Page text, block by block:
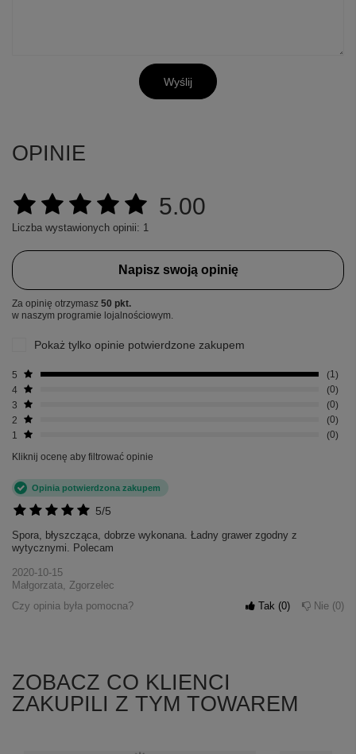
+3
Zobacz więcej
Wyślij
OPINIE
5.00
Liczba wystawionych opinii: 1
Napisz swoją opinię
Za opinię otrzymasz 50 pkt.
w naszym programie lojalnościowym.
Pokaż tylko opinie potwierdzone zakupem
5
1
4
0
3
0
2
0
1
0
Kliknij ocenę aby filtrować opinie
5/5
Opinia potwierdzona zakupem
Spora, błyszcząca, dobrze wykonana. Ładny grawer zgodny z
wytycznymi. Polecam
2020-10-15
Małgorzata, Zgorzelec
Czy opinia była pomocna?
Tak 0 Nie 0
ZOBACZ CO KLIENCI
ZAKUPILI Z TYM TOWAREM